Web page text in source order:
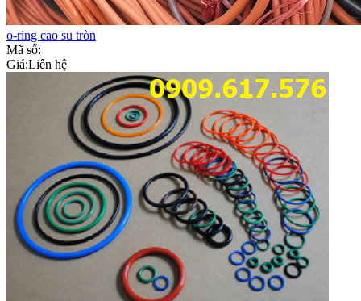
o-ring cao su tròn
Mã số:
Giá:Liên hệ